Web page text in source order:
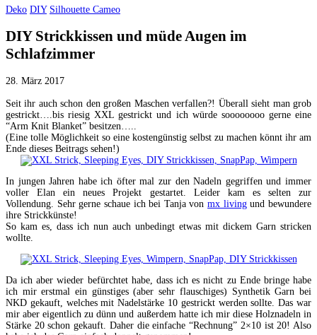
Deko DIY Silhouette Cameo
DIY Strickkissen und müde Augen im
Schlafzimmer
28. März 2017
Seit ihr auch schon den großen Maschen verfallen?! Überall sieht man grob
gestrickt….bis riesig XXL gestrickt und ich würde soooooooo gerne eine
“Arm Knit Blanket” besitzen…..
(Eine tolle Möglichkeit so eine kostengünstig selbst zu machen könnt ihr am
Ende dieses Beitrags sehen!)
In jungen Jahren habe ich öfter mal zur den Nadeln gegriffen und immer
voller Elan ein neues Projekt gestartet. Leider kam es selten zur
Vollendung. Sehr gerne schaue ich bei Tanja vonmx livingund bewundere
ihre Strickkünste!
So kam es, dass ich nun auch unbedingt etwas mit dickem Garn stricken
wollte.
Da ich aber wieder befürchtet habe, dass ich es nicht zu Ende bringe habe
ich mir erstmal ein günstiges (aber sehr flauschiges) Synthetik Garn bei
NKD gekauft, welches mit Nadelstärke 10 gestrickt werden sollte. Das war
mir aber eigentlich zu dünn und außerdem hatte ich mir diese Holznadeln in
Stärke 20 schon gekauft. Daher die einfache “Rechnung” 2×10 ist 20! Also